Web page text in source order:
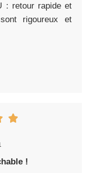
: retour rapide et
rigoureux et
!